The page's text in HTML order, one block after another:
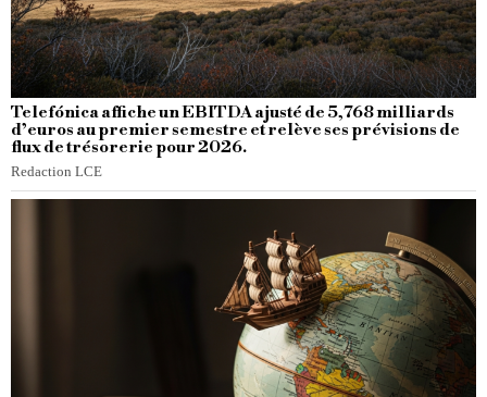
Telefónica affiche un EBITDA ajusté de 5,768 milliards
d’euros au premier semestre et relève ses prévisions de
flux de trésorerie pour 2026.
Redaction LCE